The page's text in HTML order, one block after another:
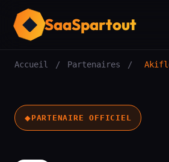
SaaSpartout
Accueil / Partenaires /
◆PARTENAIRE OFFICIEL